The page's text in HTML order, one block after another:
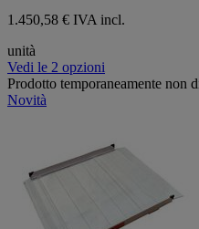
1.450,58 € IVA incl.
unità
Vedi le 2 opzioni
Prodotto temporaneamente non
Novità